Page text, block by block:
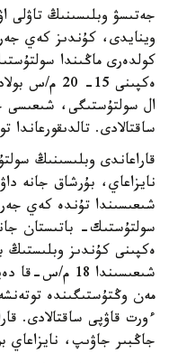
جەتىسۋ وبلىسىنىڭ تاۋلى
وينايدى، كۇندىز كەي
كولدەرى ماڭىندا
ەكپىنى 15-
ال سولتۇستىگى، شىعىسى
ساقتالادى. تالدىقورعاندا
قاراعاندى وبلىسىنىڭ
نايزاعاي، بۇرشاق جانە
شىعىسىندا تۇندە كەي
سولتۇستىك- باتىستان
ەكپىنى كۇندىز وبلىستىڭ
شىعىسىندا
مەن وڭتۇستىگىندە
ءورت قاۋپى ساقتالادى.
جاڭبىر جاۋىپ، نايزاعاي